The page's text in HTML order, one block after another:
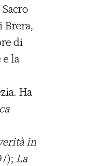
Brera,
di
e la
Ha
in
La